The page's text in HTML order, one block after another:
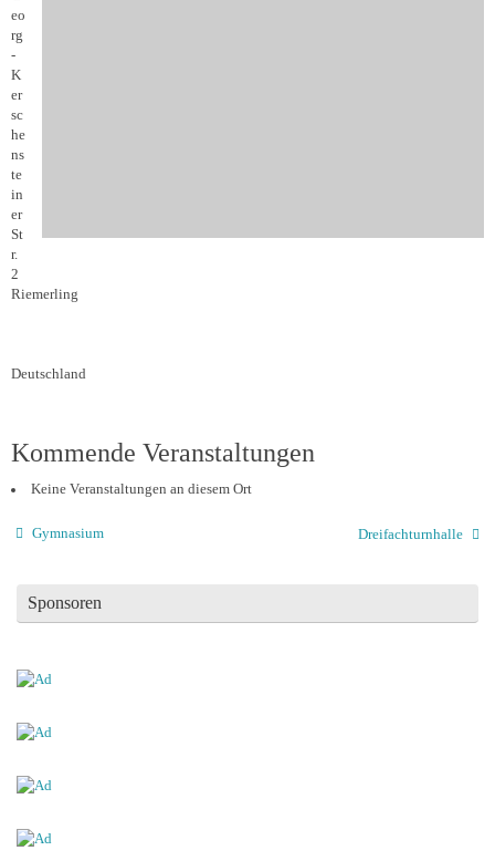
eo
rg
-
K
er
sc
he
ns
te
in
er
St
r.
2
Riemerling
Deutschland
Kommende Veranstaltungen
Keine Veranstaltungen an diesem Ort
Gymnasium Dreifachturnhalle
Sponsoren